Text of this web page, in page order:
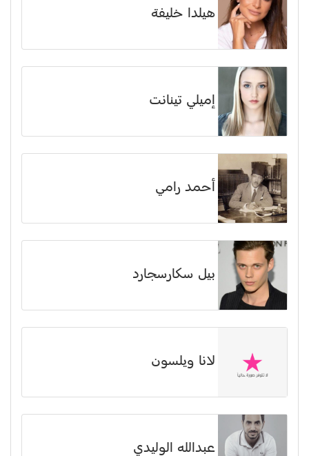
هيلدا خليفة
إميلي تينانت
أحمد رامي
بيل سكارسجارد
لانا ويلسون
عبدالله الوليدي